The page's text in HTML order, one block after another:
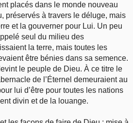
placés dans le monde nouveau
préservés à travers le déluge, mais
et la gouverner pour Lui. Un peu
seul du milieu des
la terre, mais toutes les
être bénies dans sa semence.
le peuple de Dieu. À ce titre le
de l’Éternel demeuraient au
lui d’être pour toutes les nations
divin et de la louange.